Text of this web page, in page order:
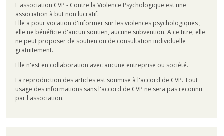
L'association CVP - Contre la Violence Psychologique est une
association à but non lucratif.
Elle a pour vocation d'informer sur les violences psychologiques ;
elle ne bénéficie d'aucun soutien, aucune subvention. A ce titre, elle
ne peut proposer de soutien ou de consultation individuelle
gratuitement.
Elle n'est en collaboration avec aucune entreprise ou société.
La reproduction des articles est soumise à l'accord de CVP. Tout
usage des informations sans l'accord de CVP ne sera pas reconnu
par l'association.